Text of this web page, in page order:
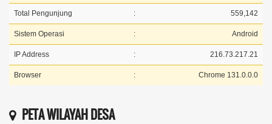
Total Pengunjung : 559,142
Sistem Operasi : Android
IP Address : 216.73.217.21
Browser : Chrome 131.0.0.0
PETA WILAYAH DESA